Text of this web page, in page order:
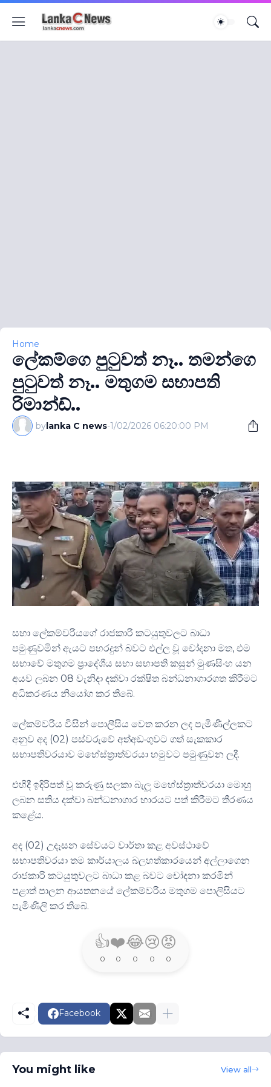
Home
ලේකම්ගෙ පුටුවත් නෑ.. තමන්ගෙ
පුටුවත් නෑ.. මතුගම සභාපති
රිමාන්ඩ්..
bylanka C news-1/02/2026 06:20:00 PM
සභා ලේකම්වරියගේ රාජකාරි කටයුතුවලට බාධා
පමුණුවමින් ඇයට පහරදුන් බවට එල්ල වූ චෝදනා මත, එම
සභාවේ මතුගම ප්‍රාදේශීය සභා සභාපති කසුන් මුණසිංහ යන
අයව ලබන 08 වැනිදා දක්වා රක්ෂිත බන්ධනාගාරගත කිරීමට
අධිකරණය නියෝග කර තිබේ.
ලේකම්වරිය විසින් පොලීසිය වෙත කරන ලද පැමිණිල්ලකට
අනුව අද (02) පස්වරුවේ අත්අඩංගුවට ගත් සැකකාර
සභාපතිවරයාව මහේස්ත්‍රාත්වරයා හමුවට පමුණුවන ලදී.
එහිදී ඉදිරිපත් වූ කරුණු සලකා බැලූ මහේස්ත්‍රාත්වරයා මොහු
ලබන සතිය දක්වා බන්ධනාගාර භාරයට පත් කිරීමට තීරණය
කළේය.
අද (02) උදෑසන සේවයට වාර්තා කළ අවස්ථාවේ
සභාපතිවරයා තම කාර්යාලය බලහත්කාරයෙන් අල්ලාගෙන
රාජකාරි කටයුතුවලට බාධා කළ බවට චෝදනා කරමින්
පළාත් පාලන ආයතනයේ ලේකම්වරිය මතුගම පොලිසියට
පැමිණිලි කර තිබේ.
👍
0
❤️
0
😂
0
😢
0
😡
0
Facebook
You might like View all